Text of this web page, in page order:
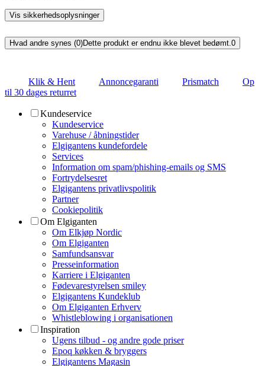
Vis sikkerhedsoplysninger
Hvad andre synes (0)Dette produkt er endnu ikke blevet bedømt.0
Klik & Hent Annoncegaranti Prismatch
Op
til 30 dages returret
Kundeservice
Kundeservice
Varehuse / åbningstider
Elgigantens kundefordele
Services
Information om spam/phishing-emails og SMS
Fortrydelsesret
Elgigantens privatlivspolitik
Partner
Cookiepolitik
Om Elgiganten
Om Elkjøp Nordic
Om Elgiganten
Samfundsansvar
Presseinformation
Karriere i Elgiganten
Fødevarestyrelsen smiley
Elgigantens Kundeklub
Om Elgiganten Erhverv
Whistleblowing i organisationen
Inspiration
Ugens tilbud - og andre gode priser
Epoq køkken & bryggers
Elgigantens Magasin